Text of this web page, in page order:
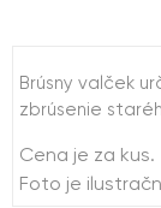
Brúsny valček
zbrúsenie
Cena je za kus.
Foto je